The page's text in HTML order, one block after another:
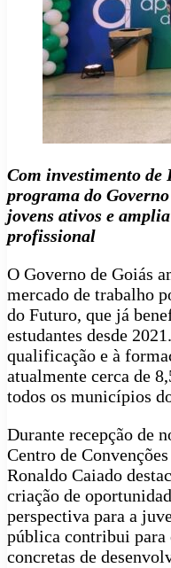
Com investimento de
programa do
jovens ativos e
profissional
O Governo de Goiás
mercado de trabalho
do Futuro, que já
estudantes desde
qualificação e à
atualmente cerca de
todos os municípios
Durante recepção de
Centro de
Ronaldo Caiado
criação de
perspectiva para a
pública contribui para
concretas de